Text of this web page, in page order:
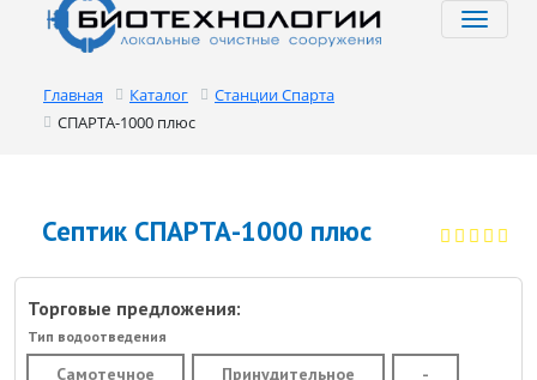
Главная Каталог
Станции Спарта
СПАРТА-1000 плюс
Септик СПАРТА-1000 плюс
Торговые предложения:
Тип водоотведения
Самотечное Принудительное -